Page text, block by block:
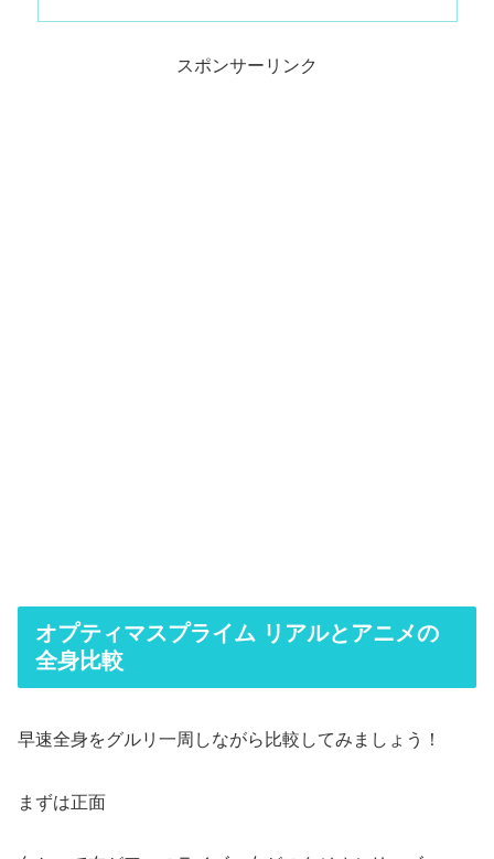
スポンサーリンク
オプティマスプライム リアルとアニメの
全身比較
早速全身をグルリ一周しながら比較してみましょう！
まずは正面